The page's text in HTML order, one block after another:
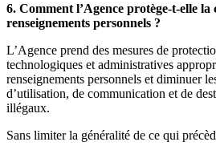
6. Comment l’Agence protège-t-elle
renseignements personnels ?
L’Agence prend des mesures de
technologiques et administratives
renseignements personnels et diminuer
d’utilisation, de communication et de
illégaux.
Sans limiter la généralité de ce qui